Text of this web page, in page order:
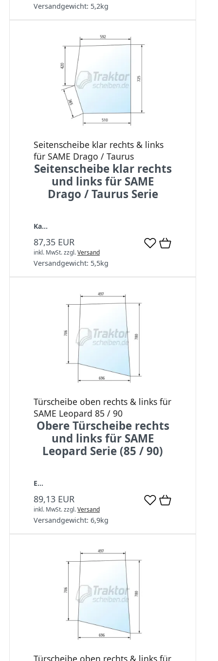
Versandgewicht: 5,2kg
Seitenscheibe klar rechts & links
für SAME Drago / Taurus
Seitenscheibe klar rechts
und links für SAME
Drago / Taurus Serie
Ka...
87,35 EUR
inkl. MwSt.zzgl.Versand
Versandgewicht: 5,5kg
Türscheibe oben rechts & links für
SAME Leopard 85 / 90
Obere Türscheibe rechts
und links für SAME
Leopard Serie (85 / 90)
E...
89,13 EUR
inkl. MwSt.zzgl.Versand
Versandgewicht: 6,9kg